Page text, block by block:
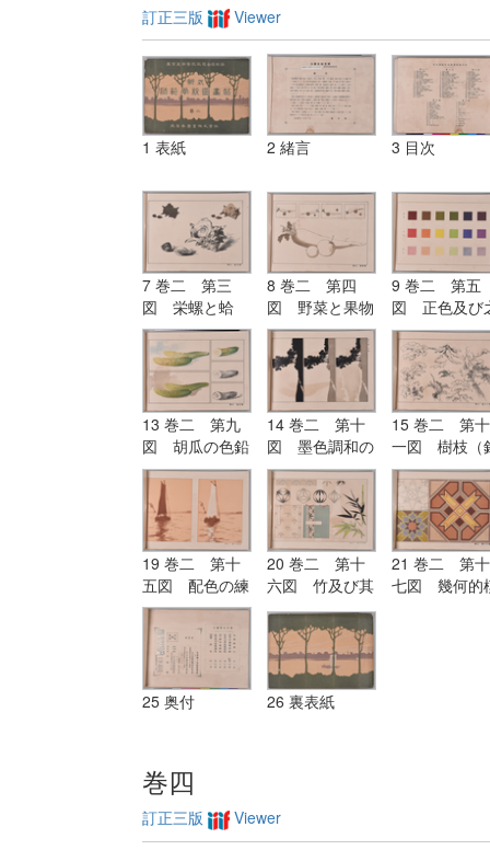
訂正三版 Viewer
1 表紙 2 緒言 3 目次
7 巻二 第三
図 栄螺と蛤
（鉛筆及び毛筆
練習）
8 巻二 第四
図 野菜と果物
（位置の練習）
9 巻二 第五
図 正色及び
より出づる明
と暗色
13 巻二 第九
図 胡瓜の色鉛
筆画・鉛筆画・
水彩画及びペン
画
14 巻二 第十
図 墨色調和の
研究
15 巻二 第十
一図 樹枝（
筆及びペン練
習）
19 巻二 第十
五図 配色の練
習
20 巻二 第十
六図 竹及び其
考案画
21 巻二 第十
七図 幾何的
25 奥付 26 裏表紙
巻四
訂正三版 Viewer